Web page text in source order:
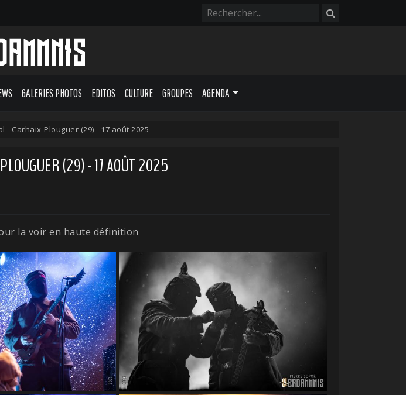
GALERIES PHOTOS EDITOS CULTURE GROUPES AGENDA
Carhaix-Plouguer (29) - 17 août 2025
(29) - 17 AOÛT 2025
la voir en haute définition